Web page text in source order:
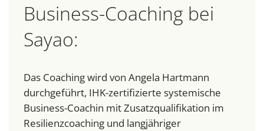
Business-Coaching bei
Sayao:
Das Coaching wird von Angela Hartmann
durchgeführt, IHK-zertifizierte systemische
Business-Coachin mit Zusatzqualifikation im
Resilienzcoaching und langjähriger